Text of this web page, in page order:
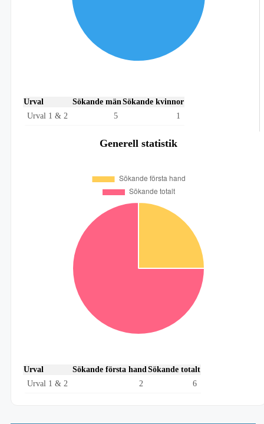
Urval Sökande mänSökande kvinnor
Urval 1 & 2
5 1
Generell statistik
Urval Sökande första handSökande totalt
Urval 1 & 2
2 6